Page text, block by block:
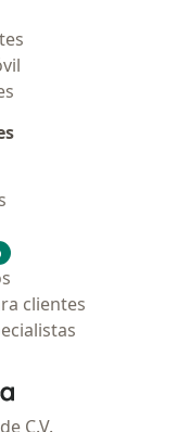
clientes
Página de inicio
C.V.